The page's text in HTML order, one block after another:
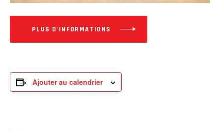
PLUS D'INFORMATIONS
Ajouter au calendrier